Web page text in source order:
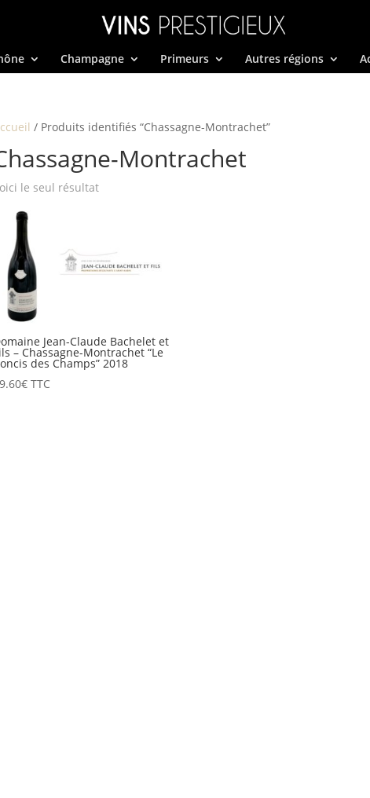
Champagne Primeurs Autres régions
/ Produits identifiés “Chassagne-Montrachet”
Montrachet
le seul résultat
Jean-Claude Bachelet et
– Chassagne-Montrachet “Le
des Champs” 2018
€ TTC